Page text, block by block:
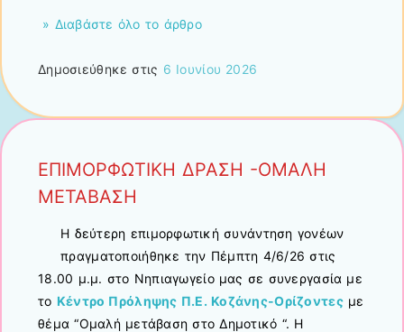
» Διαβάστε όλο το άρθρο
Δημοσιεύθηκε στις 6 Ιουνίου 2026
ΕΠΙΜΟΡΦΩΤΙΚΗ ΔΡΑΣΗ -ΟΜΑΛΗ
ΜΕΤΑΒΑΣΗ
Η δεύτερη επιμορφωτική συνάντηση γονέων
πραγματοποιήθηκε την Πέμπτη 4/6/26 στις
18.00 μ.μ. στο Νηπιαγωγείο μας σε συνεργασία με
το Κέντρο Πρόληψης Π.Ε. Κοζάνης-Ορίζοντεςμε
θέμα “Ομαλή μετάβαση στο Δημοτικό “. Η